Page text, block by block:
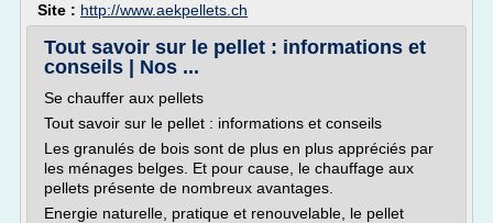
Site : http://www.aekpellets.ch
Tout savoir sur le pellet : informations et
conseils | Nos ...
Se chauffer aux pellets
Tout savoir sur le pellet : informations et conseils
Les granulés de bois sont de plus en plus appréciés par
les ménages belges. Et pour cause, le chauffage aux
pellets présente de nombreux avantages.
Energie naturelle, pratique et renouvelable, le pellet